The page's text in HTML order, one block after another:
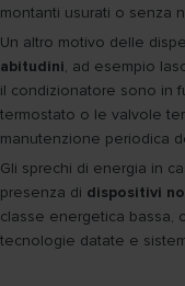
montanti usurati o senza
Un altro motivo delle
abitudini, ad esempio
il condizionatore sono in
termostato o le valvole
manutenzione periodica
Gli sprechi di energia in
presenza di dispositivi
classe energetica bassa,
tecnologie datate e